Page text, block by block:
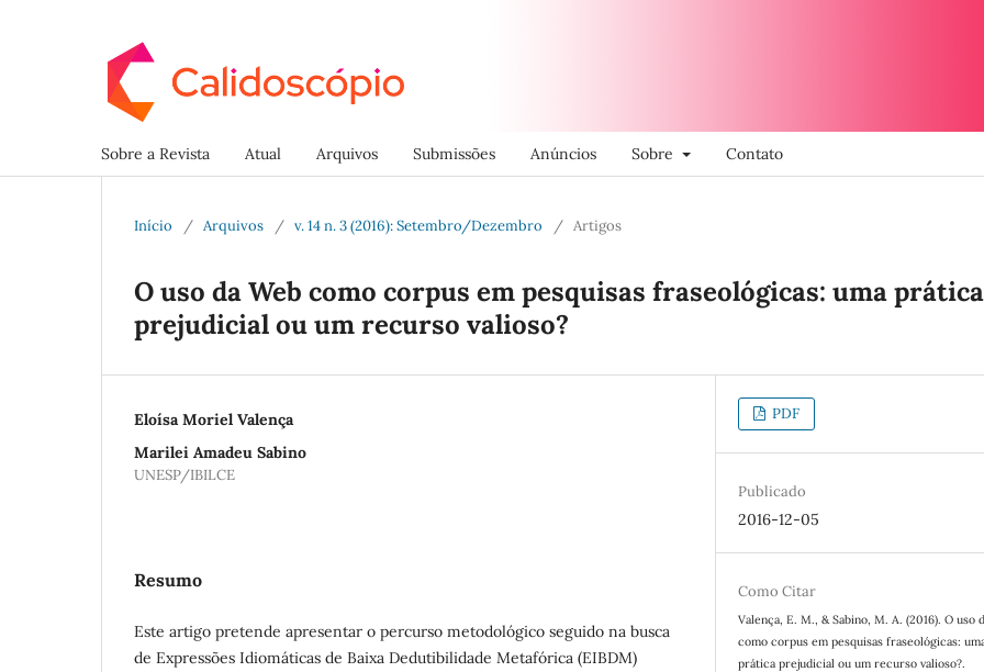
Sobre a Revista Atual Arquivos Submissões Anúncios Sobre Contato
Início / Arquivos / v. 14 n. 3 (2016): Setembro/Dezembro / Artigos
O uso da Web como corpus em pesquisas fraseológicas: uma prática
prejudicial ou um recurso valioso?
Eloísa Moriel Valença
Marilei Amadeu Sabino
UNESP/IBILCE
Resumo
Este artigo pretende apresentar o percurso metodológico seguido na busca
de Expressões Idiomáticas de Baixa Dedutibilidade Metafórica (EIBDM)
PDF
Publicado
2016-12-05
Como Citar
Valença, E. M., & Sabino, M. A. (2016). O uso
como corpus em pesquisas fraseológicas:
prática prejudicial ou um recurso valioso?.